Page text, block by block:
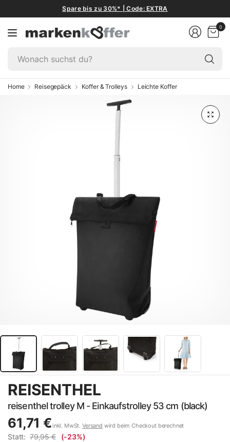
Spare bis zu 30%* | Code: EXTRA
0
Home Reisegepäck Koffer & Trolleys Leichte Koffer
REISENTHEL
reisenthel trolley M - Einkaufstrolley 53 cm (black)
61,71 €inkl. MwSt. Versand wird beim Checkout berechnet
Statt: 79,95 € (-23%)